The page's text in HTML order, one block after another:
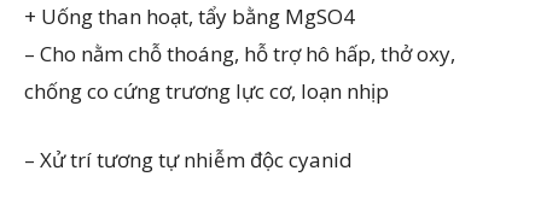
+ Uống than hoạt, tẩy bằng MgSO4
– Cho nằm chỗ thoáng, hỗ trợ hô hấp, thở oxy,
chống co cứng trương lực cơ, loạn nhịp
– Xử trí tương tự nhiễm độc cyanid